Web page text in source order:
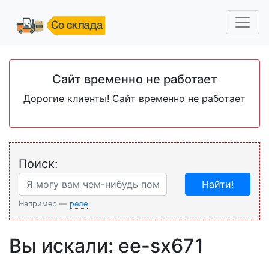
Сайт временно не работает
Дорогие клиенты! Сайт временно не работает
Поиск:
Например — реле
Найти!
Вы искали: ee-sx671